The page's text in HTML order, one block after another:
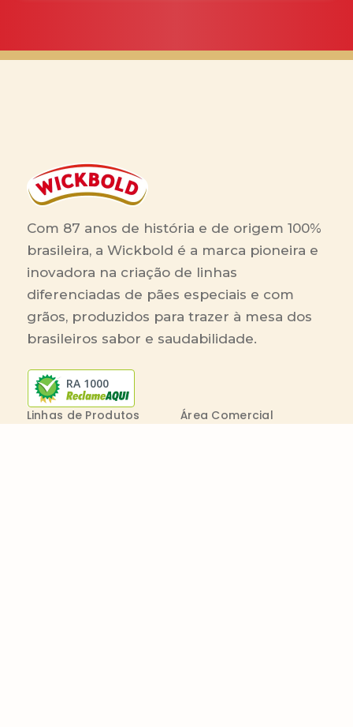
Com 87 anos de história e de origem 100%
brasileira, a Wickbold é a marca pioneira e
inovadora na criação de linhas
diferenciadas de pães especiais e com
grãos, produzidos para trazer à mesa dos
brasileiros sabor e saudabilidade.
RA 1000
Linhas de Produtos Área Comercial